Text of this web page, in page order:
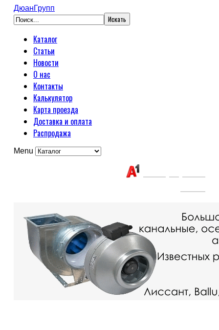
ДюанГрупп
Каталог
Статьи
Новости
О нас
Контакты
Калькулятор
Карта проезда
Доставка и оплата
Распродажа
Menu